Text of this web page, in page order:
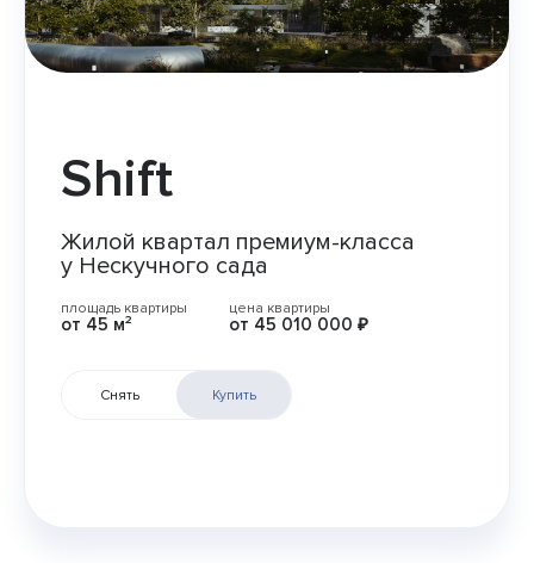
Снять Купить
Shift
Жилой квартал премиум-класса
у Нескучного сада
площадь квартиры
от 45 м²
цена квартиры
от 45 010 000 ₽